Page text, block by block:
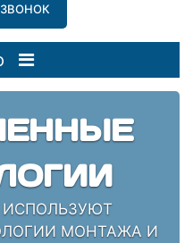
МОНТАЖА И